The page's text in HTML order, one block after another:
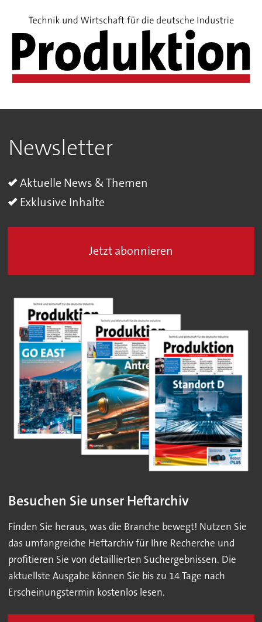
Newsletter
Aktuelle News & Themen
Exklusive Inhalte
Jetzt abonnieren
Besuchen Sie unser Heftarchiv
Finden Sie heraus, was die Branche bewegt! Nutzen Sie
das umfangreiche Heftarchiv für Ihre Recherche und
profitieren Sie von detaillierten Suchergebnissen. Die
aktuellste Ausgabe können Sie bis zu 14 Tage nach
Erscheinungstermin kostenlos lesen.